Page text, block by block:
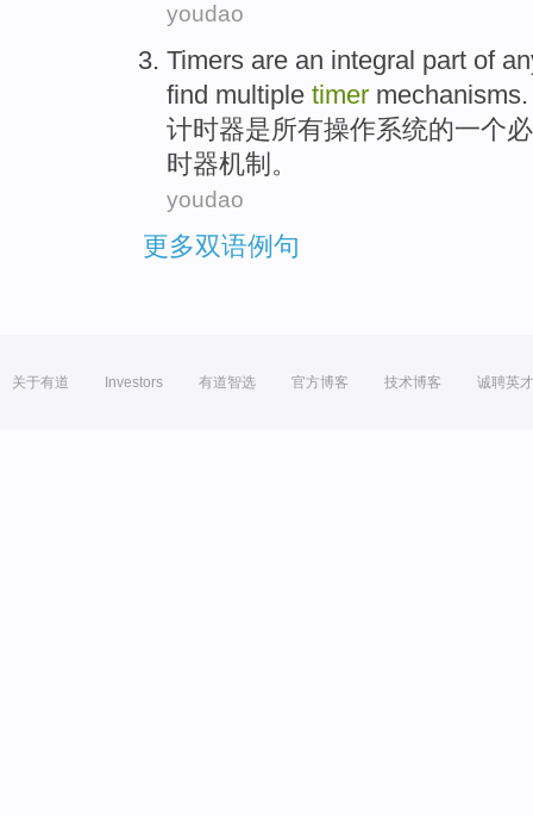
youdao
Timers are an integral part of
find multiple timer mechanisms.
计时器是所有操作系统的一个
时器机制 。
youdao
更多双语例句
关于有道 Investors 有道智选 官方博客 技术博客 诚聘英才